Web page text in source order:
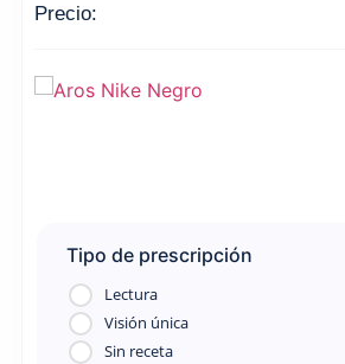
Precio:
Tipo de prescripción
Lectura
Visión única
Sin receta